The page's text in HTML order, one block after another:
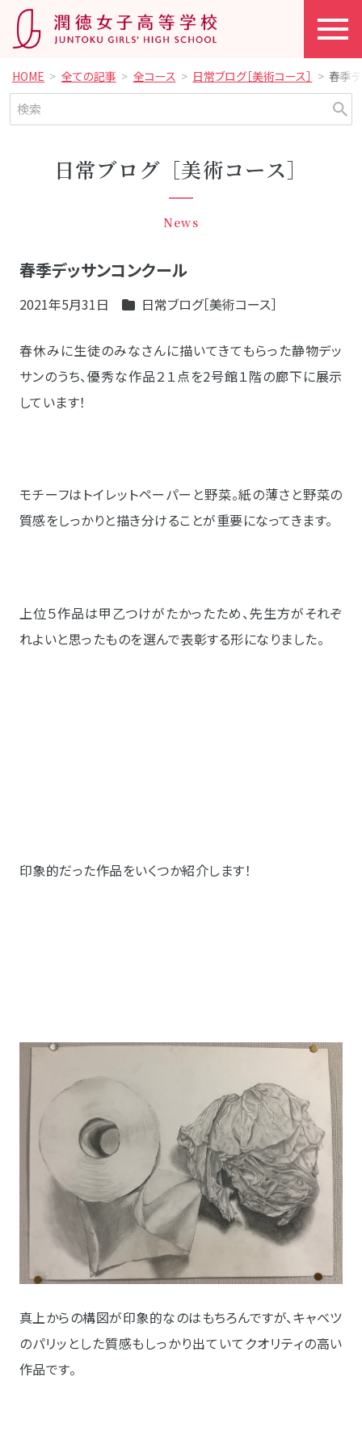
HOME 全ての記事 全コース 日常ブログ［美術コース］ 春季
日常ブログ［美術コース］
News
春季デッサンコンクール
2021年5月31日 日常ブログ［美術コース］
春休みに生徒のみなさんに描いてきてもらった静物デッ
サンのうち、優秀な作品２１点を2号館１階の廊下に展示
しています！
モチーフはトイレットペーパーと野菜。紙の薄さと野菜の
質感をしっかりと描き分けることが重要になってきます。
上位５作品は甲乙つけがたかったため、先生方がそれぞ
れよいと思ったものを選んで表彰する形になりました。
印象的だった作品をいくつか紹介します！
真上からの構図が印象的なのはもちろんですが、キャベツ
のパリッとした質感もしっかり出ていてクオリティの高い
作品です。